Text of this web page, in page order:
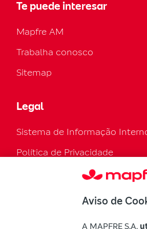
Te puede interesar
Mapfre AM
Trabalha conosco
Sitemap
Legal
Sistema de Informação
Política de Privacidade
Política de cookies
Aviso de
A MAPFRE S.A.